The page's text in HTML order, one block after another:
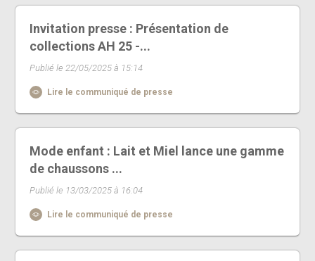
Invitation presse : Présentation de
collections AH 25 -...
Publié le 22/05/2025 à 15:14
Lire le communiqué de presse
Mode enfant : Lait et Miel lance une gamme
de chaussons ...
Publié le 13/03/2025 à 16:04
Lire le communiqué de presse